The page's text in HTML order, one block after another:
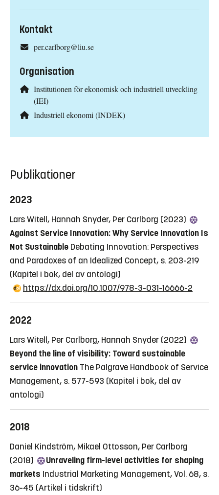
Kontakt
per.carlborg@liu.se
Organisation
Institutionen för ekonomisk och industriell utveckling
(IEI)
Industriell ekonomi (INDEK)
Publikationer
2023
Lars Witell, Hannah Snyder, Per Carlborg (2023)
Against Service Innovation: Why Service Innovation Is
Not Sustainable Debating Innovation: Perspectives
and Paradoxes of an Idealized Concept, s. 203-219
(Kapitel i bok, del av antologi)
https://dx.doi.org/10.1007/978-3-031-16666-2
2022
Lars Witell, Per Carlborg, Hannah Snyder (2022)
Beyond the line of visibility: Toward sustainable
service innovation The Palgrave Handbook of Service
Management, s. 577-593 (Kapitel i bok, del av
antologi)
2018
Daniel Kindström, Mikael Ottosson, Per Carlborg
(2018)
Unraveling firm-level activities for shaping
markets Industrial Marketing Management, Vol. 68, s.
36-45 (Artikel i tidskrift)